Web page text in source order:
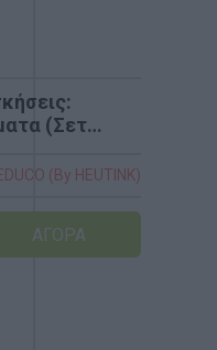
(Σετ
(By HEUTINK)